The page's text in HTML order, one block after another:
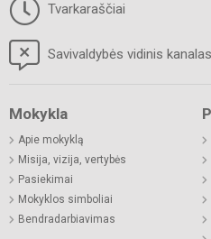
Tvarkaraščiai
Savivaldybės vidinis kanalas
Mokykla
Apie mokyklą
Misija, vizija, vertybės
Pasiekimai
Mokyklos simboliai
Bendradarbiavimas